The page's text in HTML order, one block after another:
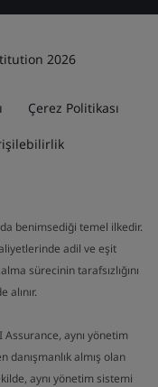
2026
Çerez Politikası
benimsediği temel ilkedir.
adil ve eşit
sürecinin tarafsızlığını
alınır.
aynı yönetim
almış olan
aynı yönetim sistemi